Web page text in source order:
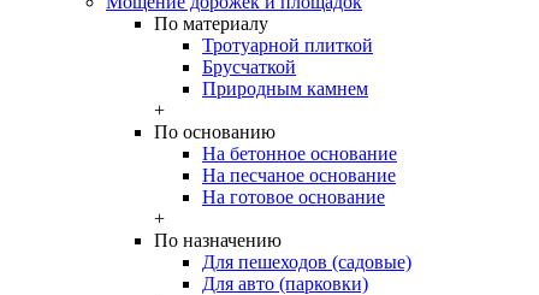
По материалу
Тротуарной плиткой
Брусчаткой
Природным камнем
+
По основанию
На бетонное основание
На песчаное основание
На готовое основание
+
По назначению
Для пешеходов (садовые)
Для авто (парковки)